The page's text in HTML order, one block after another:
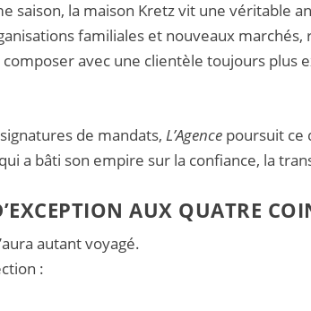
saison, la maison Kretz vit une véritable
familiales et nouveaux
avec une clientèle toujours plus
de mandats,L’Agence poursuit ce
a bâti son empire sur la confiance, la
AUX QUATRE
autant voyagé.
: